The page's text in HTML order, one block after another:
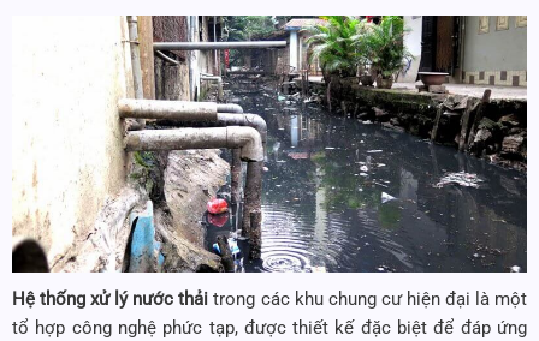
Hệ thống xử lý nước thải trong các khu chung cư hiện đại là một
tổ hợp công nghệ phức tạp, được thiết kế đặc biệt để đáp ứng